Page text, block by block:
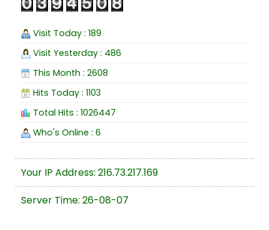
Visit Today : 189
Visit Yesterday : 486
This Month : 2608
Hits Today : 1103
Total Hits : 1026447
Who's Online : 6
Your IP Address: 216.73.217.169
Server Time: 26-08-07